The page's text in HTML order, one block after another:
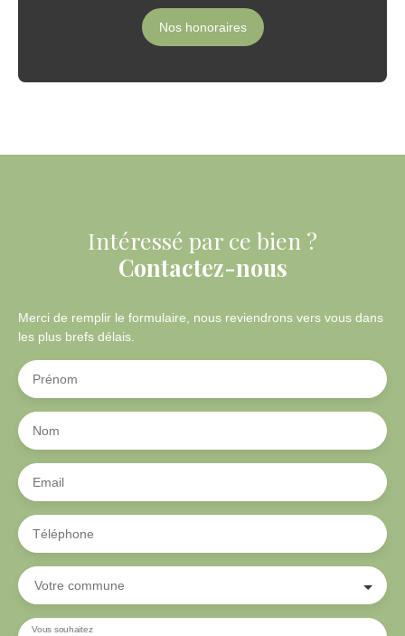
Nos honoraires
Intéressé par ce bien ?
Contactez-nous
Merci de remplir le formulaire, nous reviendrons vers vous dans
les plus brefs délais.
Prénom
Nom
Email
Téléphone
Votre commune
Vous souhaitez